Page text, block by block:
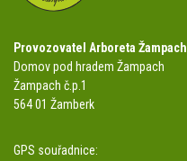
Provozovatel Arboreta Žampach
Domov pod hradem Žampach
Žampach č.p.1
564 01 Žamberk
GPS souřadnice: